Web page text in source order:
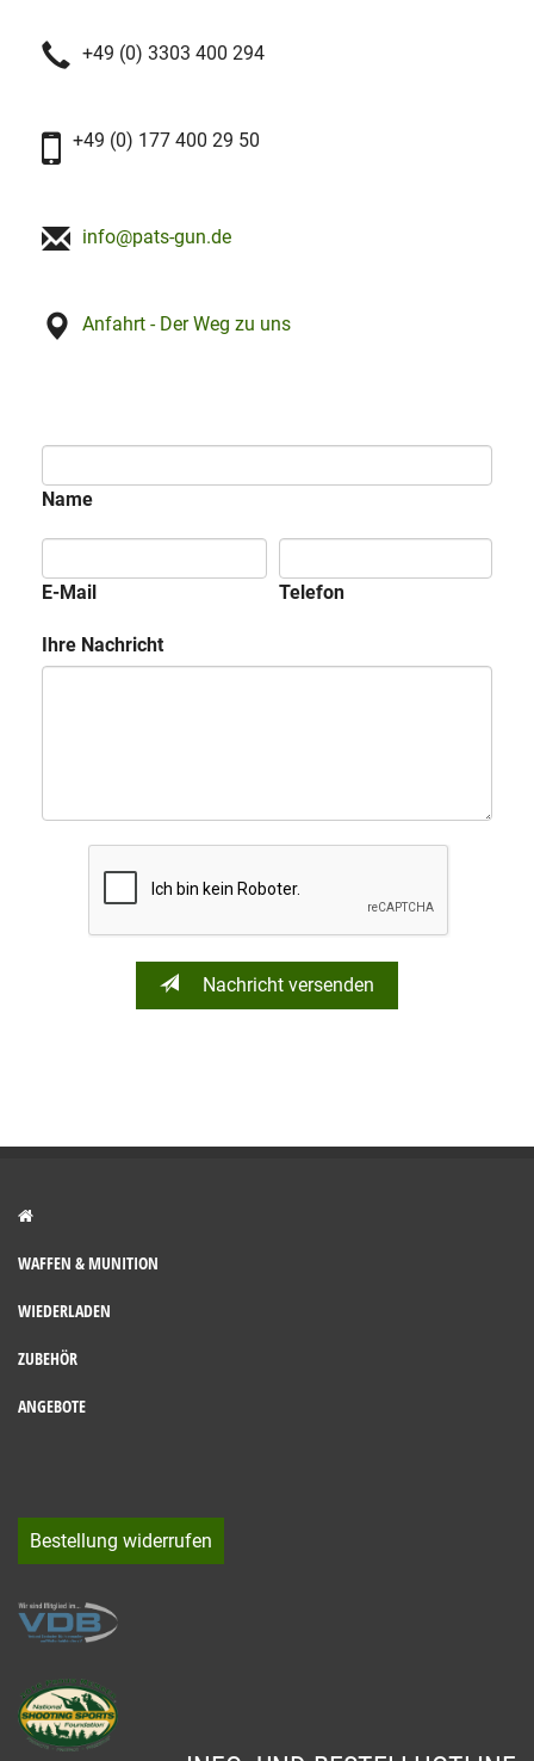
+49 (0) 3303 400 294
+49 (0) 177 400 29 50
info@pats-gun.de
Anfahrt - Der Weg zu uns
Name
E-Mail Telefon
Ihre Nachricht
Nachricht versenden
WAFFEN & MUNITION
WIEDERLADEN
ZUBEHÖR
ANGEBOTE
Bestellung widerrufen